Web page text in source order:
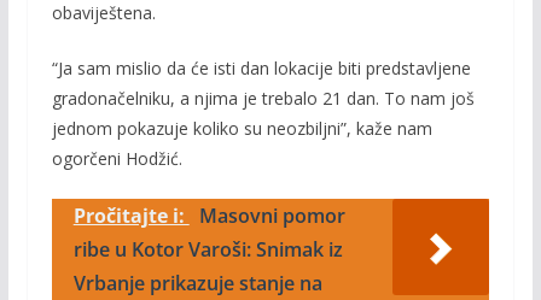
obaviještena.
“Ja sam mislio da će isti dan lokacije biti predstavljene
gradonačelniku, a njima je trebalo 21 dan. To nam još
jednom pokazuje koliko su neozbiljni”, kaže nam
ogorčeni Hodžić.
Pročitajte i:
Masovni pomor
ribe u Kotor Varoši: Snimak iz
Vrbanje prikazuje stanje na